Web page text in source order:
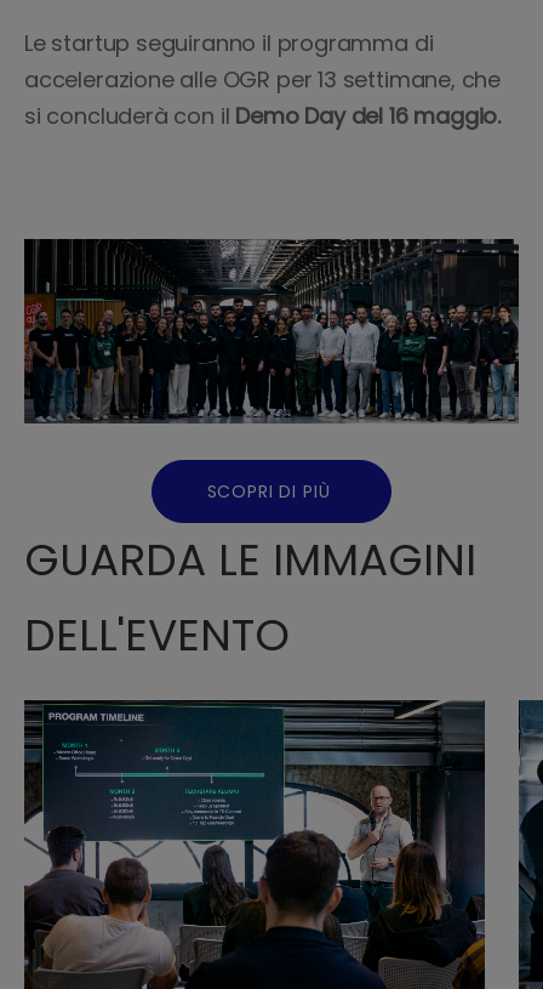
Le startup seguiranno il programma di
accelerazione alle OGR per 13 settimane, che
si concluderà con il Demo Day del 16 maggio.
SCOPRI DI PIÙ
GUARDA LE IMMAGINI
DELL'EVENTO